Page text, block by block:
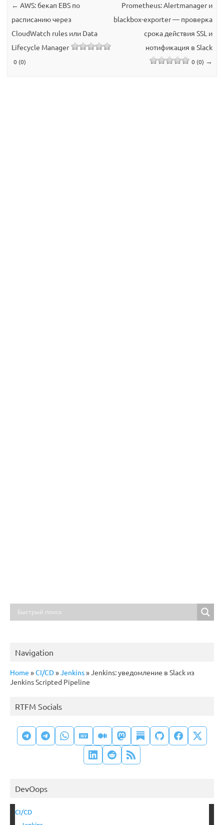
← AWS: бекап EBS по
расписанию через
CloudWatch rules или Data
Lifecycle Manager
0 (0)
Prometheus: Alertmanager и
blackbox-exporter — проверка
срока действия SSL и
нотификация в Slack
0 (0) →
Navigation
Home »CI/CD»Jenkins»Jenkins: уведомление в Slack из
Jenkins Scripted Pipeline
RTFM Socials
DevOops
CI/CD